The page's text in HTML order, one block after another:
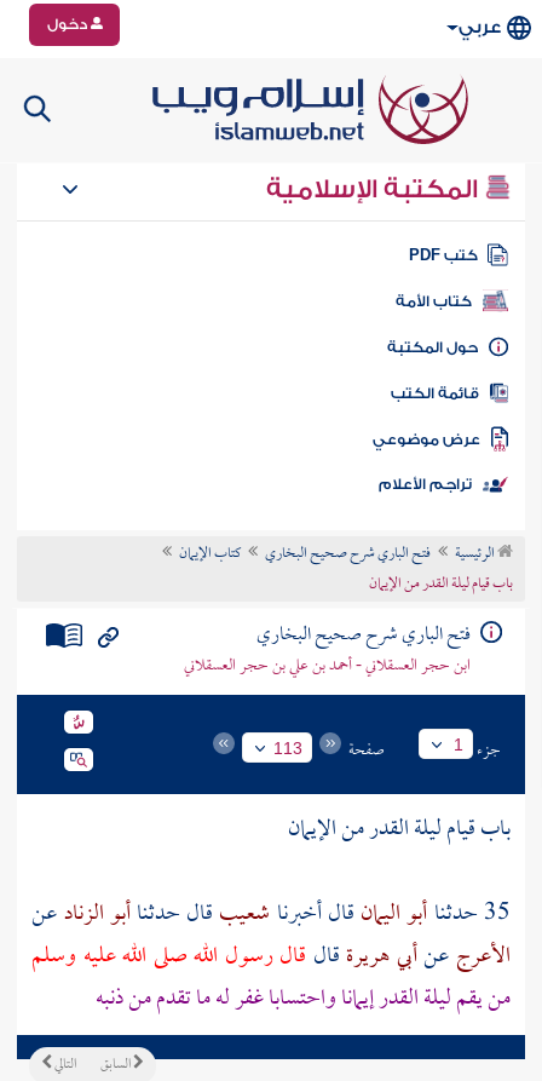
عربي دخول
المكتبة الإسلامية
كتب PDF
كتاب الأمة
المكتبة
الكتب
موضوعي
تراجم الأعلام
الرئيسية فتح الباري شرح صحيح البخاري
كتاب الإيمان
باب قيام ليلة القدر من الإيمان
فتح الباري شرح صحيح البخاري
ابن حجر العسقلاني - أحمد بن علي بن حجر العسقلاني
جزء 1 صفحة 113
باب قيام ليلة القدر من الإيمان
35 حدثنا
أبو اليمانقال أخبرنا شعيبقال حدثناأبو الزنادعن
الأعرجعنأبي هريرةقال قال رسول الله صلى الله عليه وسلم
من يقم ليلة القدر إيمانا واحتسابا غفر له ما تقدم من ذنبه
التالي السابق